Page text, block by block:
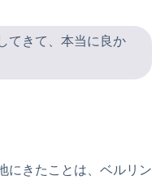
てきて、本当に良か
にきたことは、ベルリン